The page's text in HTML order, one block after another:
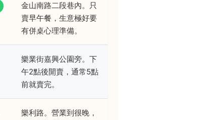
金山南路二段巷內。只
賣早午餐，生意極好要
有併桌心理準備。
樂業街嘉興公園旁。下
午2點後開賣，通常5點
前就賣完。
樂利路。營業到很晚，